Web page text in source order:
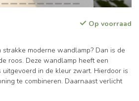
Op voorraad
moderne wandlamp? Dan is de
roos. Deze wandlamp heeft een
uitgevoerd in de kleur zwart. Hierdoor is
te combineren. Daarnaast verlicht